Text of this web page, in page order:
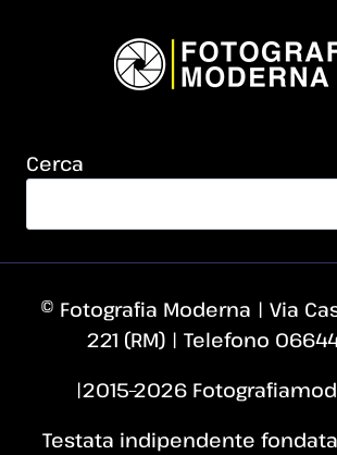
Cerca
© Fotografia Moderna | Via
221 (RM) | Telefono
|2015–2026
Testata indipendente